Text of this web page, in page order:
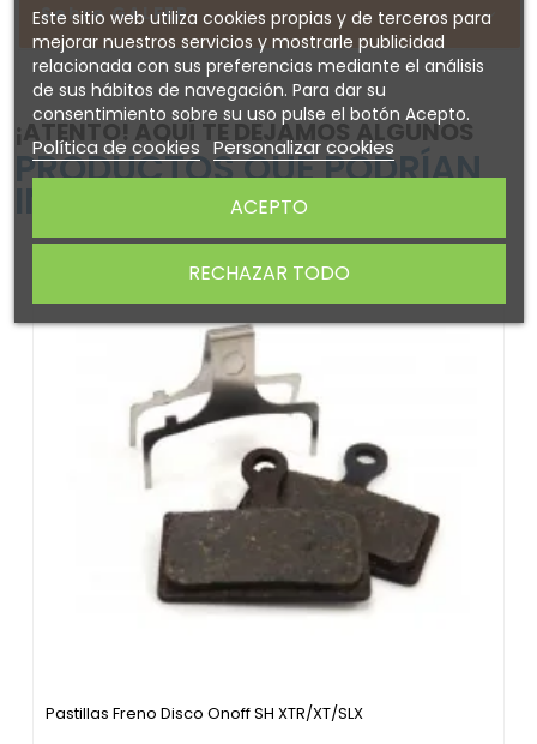
Sobre GALFER
¡ATENTO! AQUÍ TE DEJAMOS ALGUNOS
PRODUCTOS QUE PODRÍAN
INTERESARTE
Pastillas Freno Disco Onoff SH XTR/XT/SLX
Este sitio web utiliza cookies propias y de terceros para
mejorar nuestros servicios y mostrarle publicidad
relacionada con sus preferencias mediante el análisis
de sus hábitos de navegación. Para dar su
consentimiento sobre su uso pulse el botón Acepto.
Política de cookies Personalizar cookies
RECHAZAR TODO
ACEPTO